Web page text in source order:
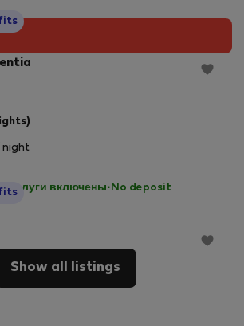
night
услуги включены· No deposit
Show all listings